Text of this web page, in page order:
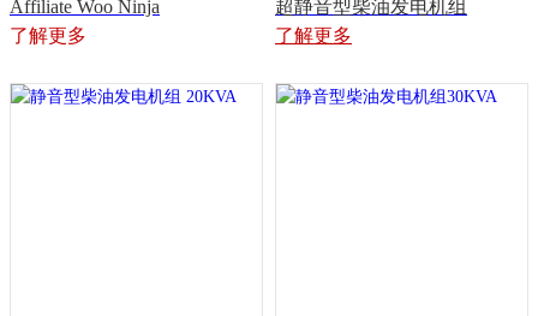
Affiliate Woo Ninja
了解更多
超静音型柴油发电机组
了解更多